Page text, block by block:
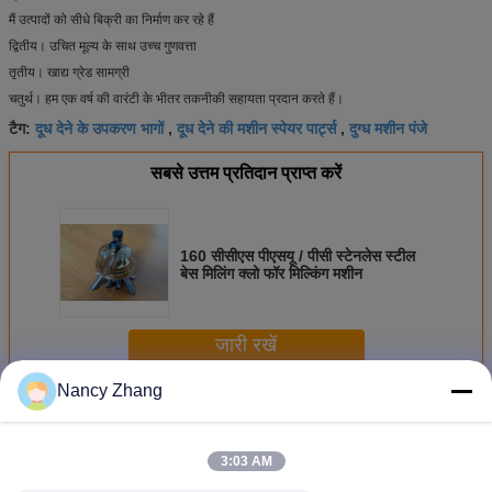
मैं उत्पादों को सीधे बिक्री का निर्माण कर रहे हैं
द्वितीय। उचित मूल्य के साथ उच्च गुणवत्ता
तृतीय। खाद्य ग्रेड सामग्री
चतुर्थ। हम एक वर्ष की वारंटी के भीतर तकनीकी सहायता प्रदान करते हैं।
टैग: दूध देने के उपकरण भागों, दूध देने की मशीन स्पेयर पार्ट्स, दुग्ध मशीन पंजे
सबसे उत्तम प्रतिदान प्राप्त करें
160 सीसीएस पीएसयू / पीसी स्टेनलेस स्टील
बेस मिलिंग क्लो फॉर मिल्किंग मशीन
जारी रखें
अधिक दूध देने वाली मशीन के भाग
Nancy Zhang
3:03 AM